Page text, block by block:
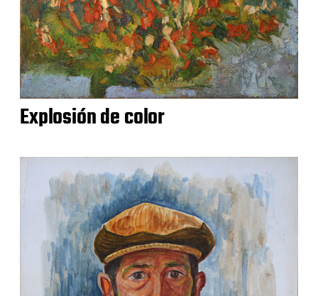
Explosión de color